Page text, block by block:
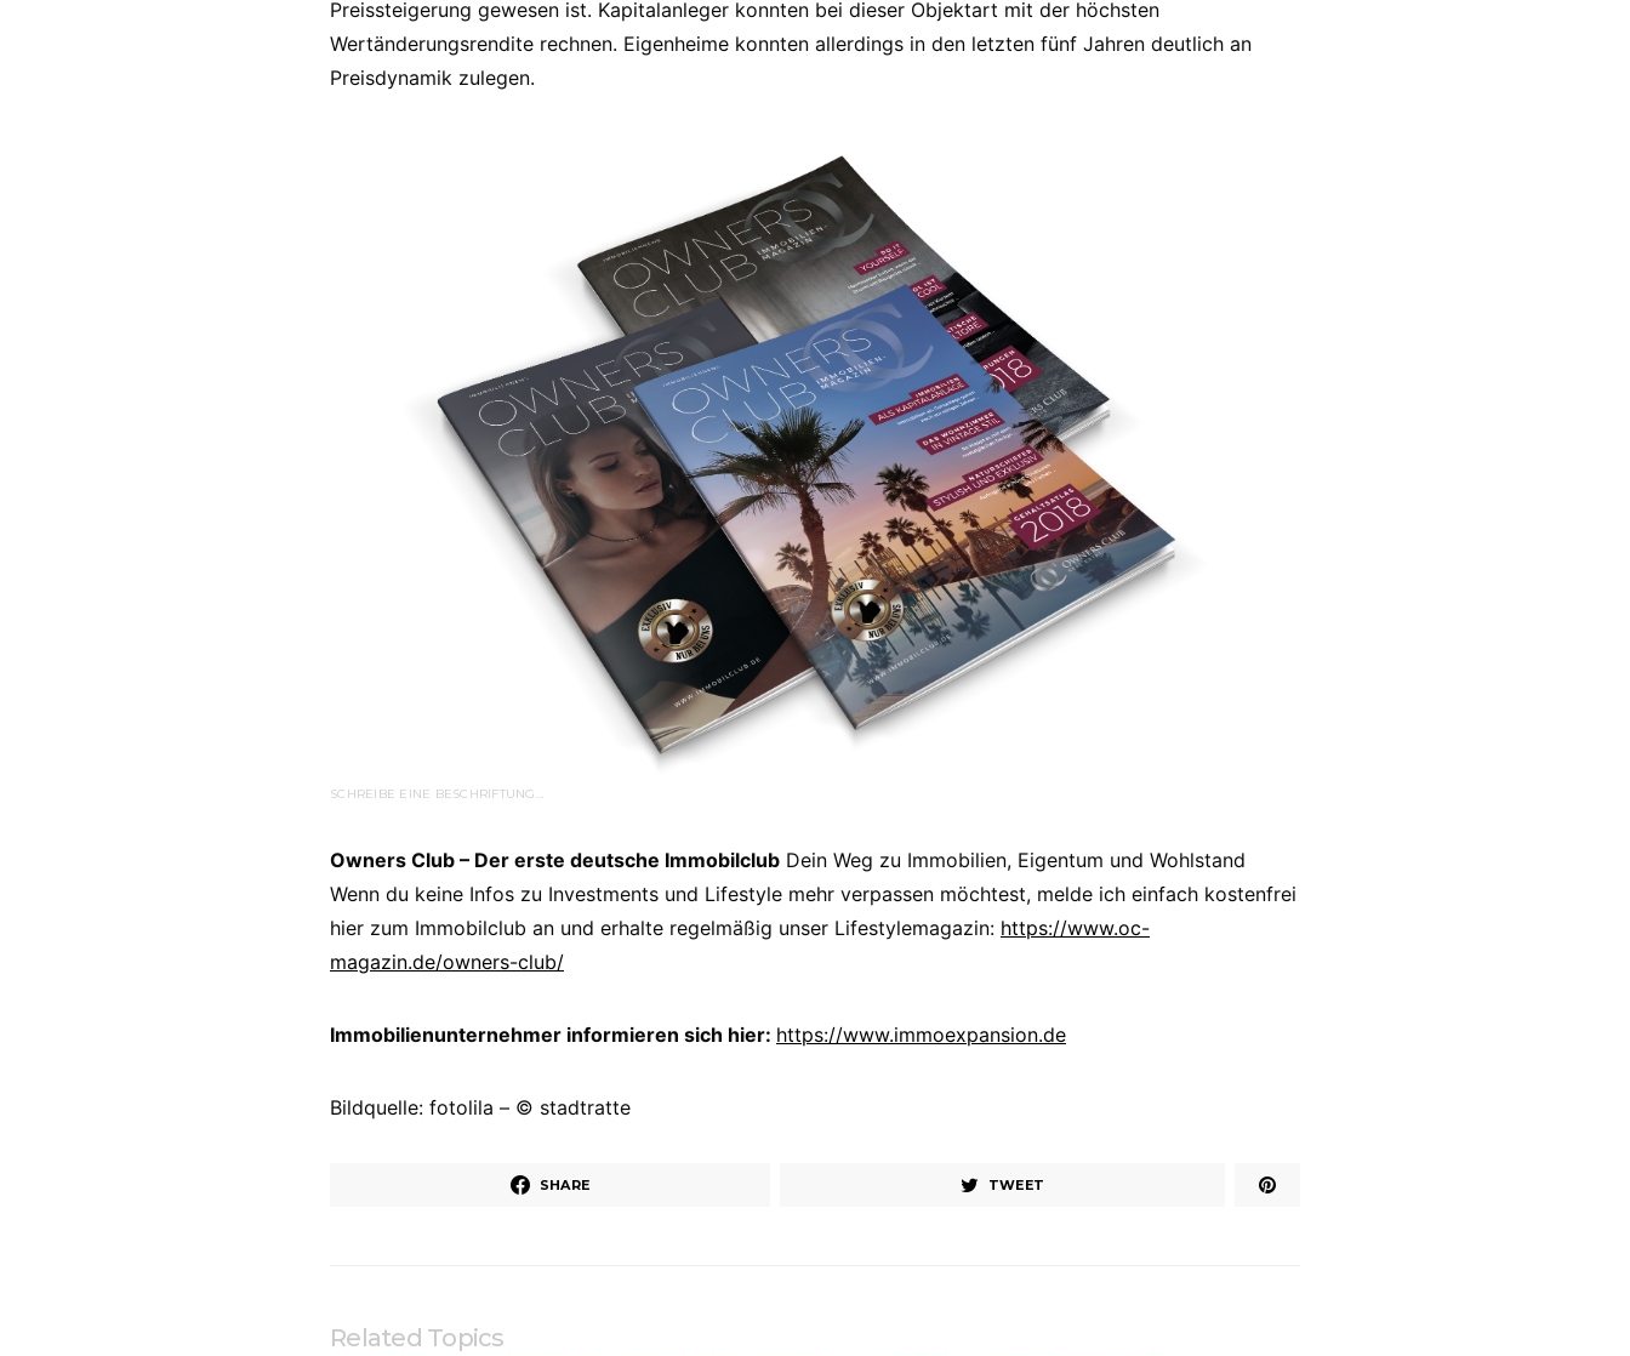
Preissteigerung gewesen ist. Kapitalanleger konnten bei dieser Objektart mit der höchsten
Wertänderungsrendite rechnen. Eigenheime konnten allerdings in den letzten fünf Jahren deutlich an
Preisdynamik zulegen.
SCHREIBE EINE BESCHRIFTUNG…
Owners Club – Der erste deutsche Immobilclub Dein Weg zu Immobilien, Eigentum und Wohlstand
Wenn du keine Infos zu Investments und Lifestyle mehr verpassen möchtest, melde ich einfach kostenfrei
hier zum Immobilclub an und erhalte regelmäßig unser Lifestylemagazin: https://www.oc-
magazin.de/owners-club/
Immobilienunternehmer informieren sich hier: https://www.immoexpansion.de
Bildquelle: fotolila – © stadtratte
SHARE TWEET
Related Topics